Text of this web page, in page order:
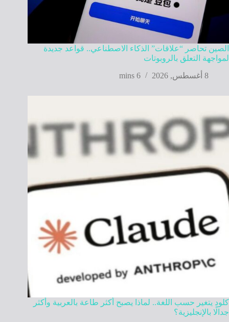
الصين تحاصر “علاقات” الذكاء الاصطناعي.. قواعد جديدة
لمواجهة التعلق بالروبوتات
8 أغسطس, 2026
6 mins
كلود يتغير حسب اللغة.. لماذا يصبح أكثر طاعة بالعربية وأكثر
جدالًا بالإنجليزية؟